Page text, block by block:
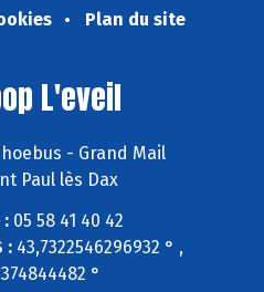
Plan du site
L'eveil
- Grand Mail
Paul lès Dax
05 58 41 40 42
:43,7322546296932 ° ,
°